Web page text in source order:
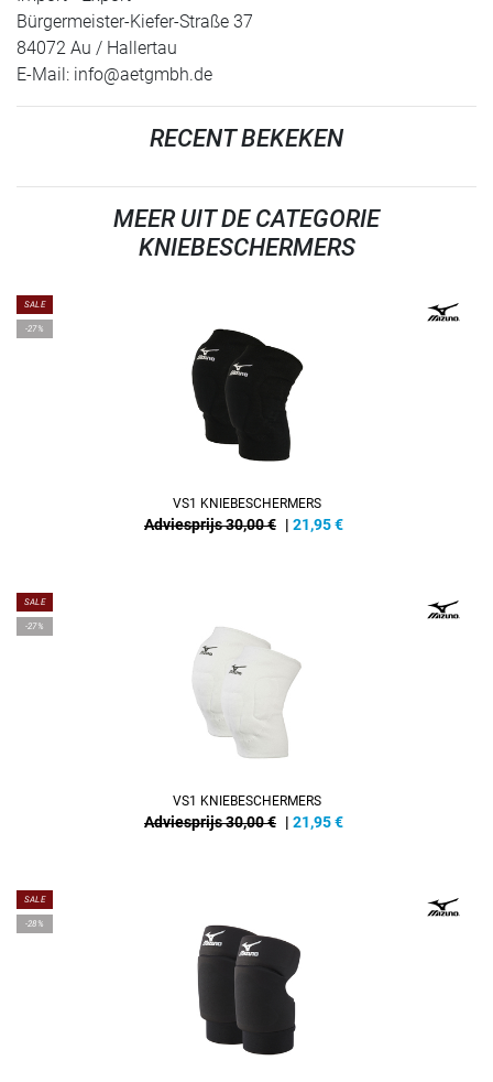
Bürgermeister-Kiefer-Straße 37
84072 Au / Hallertau
E-Mail: info@aetgmbh.de
RECENT BEKEKEN
MEER UIT DE CATEGORIE
KNIEBESCHERMERS
SALE
-27%
VS1 KNIEBESCHERMERS
Adviesprijs 30,00 € | 21,95€
SALE
-27%
VS1 KNIEBESCHERMERS
Adviesprijs 30,00 € | 21,95€
SALE
-28%